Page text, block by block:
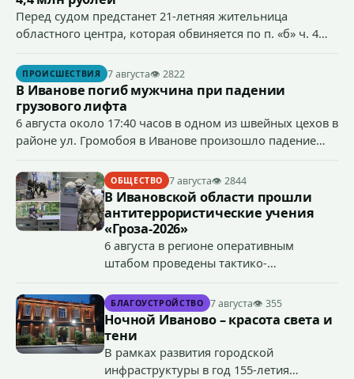
Перед судом предстанет 21-летняя жительница
областного центра, которая обвиняется по п. «б» ч. 4
сумму более 4,4 млн рублей через маркетплейс.
ПРОИСШЕСТВИЯ 7 августа👁 2822
В Иванове погиб мужчина при падении
грузового лифта
6 августа около 17:40 часов в одном из швейных цехов в
районе ул. Громобоя в Иванове произошло падение
ОБЩЕСТВО 7 августа👁 2844
В Ивановской области прошли
антитеррористические учения
«Гроза-2026»
6 августа в регионе оперативным
штабом проведены тактико-
террористического акта на объекте
органов государственной власти.
«Гроза-2026».
БЛАГОУСТРОЙСТВО 7 августа👁 355
Ночной Иваново – красота света и
тени
В рамках развития городской
инфраструктуры в год 155-летия